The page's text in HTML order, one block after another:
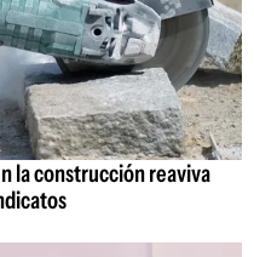
la construcción reaviva